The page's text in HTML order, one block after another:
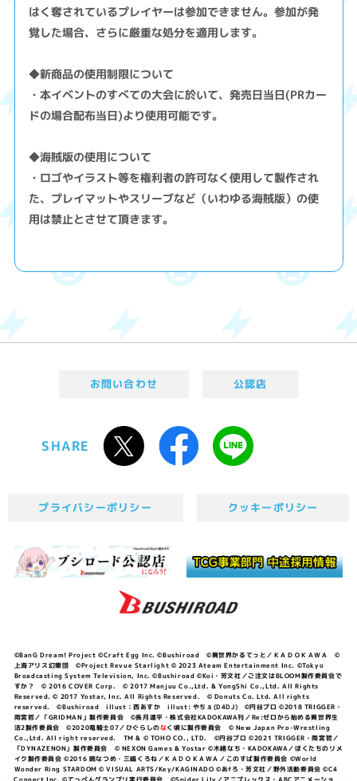
はく奪されているプレイヤーは参加できません。参加が発
覚した場合、さらに厳重な処分を適用します。
◆新商品の使用制限について
・本イベントのすべての大会に於いて、発売日当日(PRカー
ドの場合配布当日)より使用可能です。
◆海賊版の使用について
・ロゴやイラスト等を権利者の許可なく使用して製作され
た、プレイマットやスリーブなど（いわゆる海賊版）の使
用は禁止とさせて頂きます。
お問い合わせ 公認店
SHARE
プライバシーポリシー クッキーポリシー
©BanG Dream! Project ©Craft Egg Inc. ©Bushiroad ©異世界かるてっと／ＫＡＤＯＫＡＷＡ ©
上海アリス幻樂団 ©Project Revue Starlight © 2023 Ateam Entertainment Inc. ©Tokyo
Broadcasting System Television, Inc. ©Bushiroad ©Koi・芳文社／ご注文はBLOOM製作委員会で
すか？ © 2016 COVER Corp. © 2017 Manjuu Co.,Ltd. & YongShi Co.,Ltd. All Rights
Reserved. © 2017 Yostar, Inc. All Rights Reserved. © Donuts Co. Ltd. All rights
reserved. ©Bushiroad illust：西あすか illust: やちぇ(D4DJ) ©円谷プロ ©2018 TRIGGER・
雨宮哲／「GRIDMAN」製作委員会 ©長月達平・株式会社KADOKAWA刊／Re:ゼロから始める異世界生
活2製作委員会 ©2020竜騎士07／ひぐらしのなく頃に製作委員会 © New Japan Pro-Wrestling
Co.,Ltd. All right reserved. TM & © TOHO CO., LTD. ©円谷プロ ©2021 TRIGGER・雨宮哲／
「DYNAZENON」製作委員会 © NEXON Games & Yostar ©木緒なち・KADOKAWA／ぼくたちのリメ
イク製作委員会 ©2016 暁なつめ・三嶋くろね／ＫＡＤＯＫＡＷＡ／このすば製作委員会 ©World
Wonder Ring STARDOM © VISUAL ARTS/Key/KAGINADO ©あfろ・芳文社／野外活動委員会 ©C4